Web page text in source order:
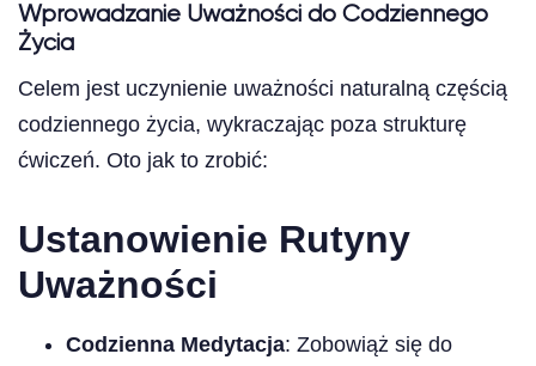
Wprowadzanie Uważności do Codziennego
Życia
Celem jest uczynienie uważności naturalną częścią
codziennego życia, wykraczając poza strukturę
ćwiczeń. Oto jak to zrobić:
Ustanowienie Rutyny
Uważności
Codzienna Medytacja: Zobowiąż się do